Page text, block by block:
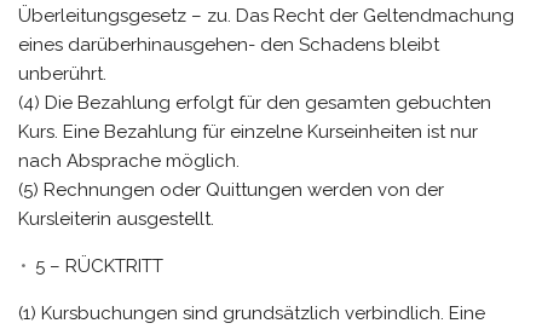
Überleitungsgesetz – zu. Das Recht der Geltendmachung
eines darüberhinausgehen- den Schadens bleibt
unberührt.
(4) Die Bezahlung erfolgt für den gesamten gebuchten
Kurs. Eine Bezahlung für einzelne Kurseinheiten ist nur
nach Absprache möglich.
(5) Rechnungen oder Quittungen werden von der
Kursleiterin ausgestellt.
5 – RÜCKTRITT
(1) Kursbuchungen sind grundsätzlich verbindlich. Eine